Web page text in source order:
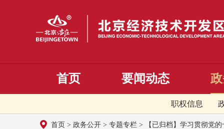
首页 要闻动态
职权信息
首页 > 政务公开 > 专题专栏 > 【已归档】学习贯彻党